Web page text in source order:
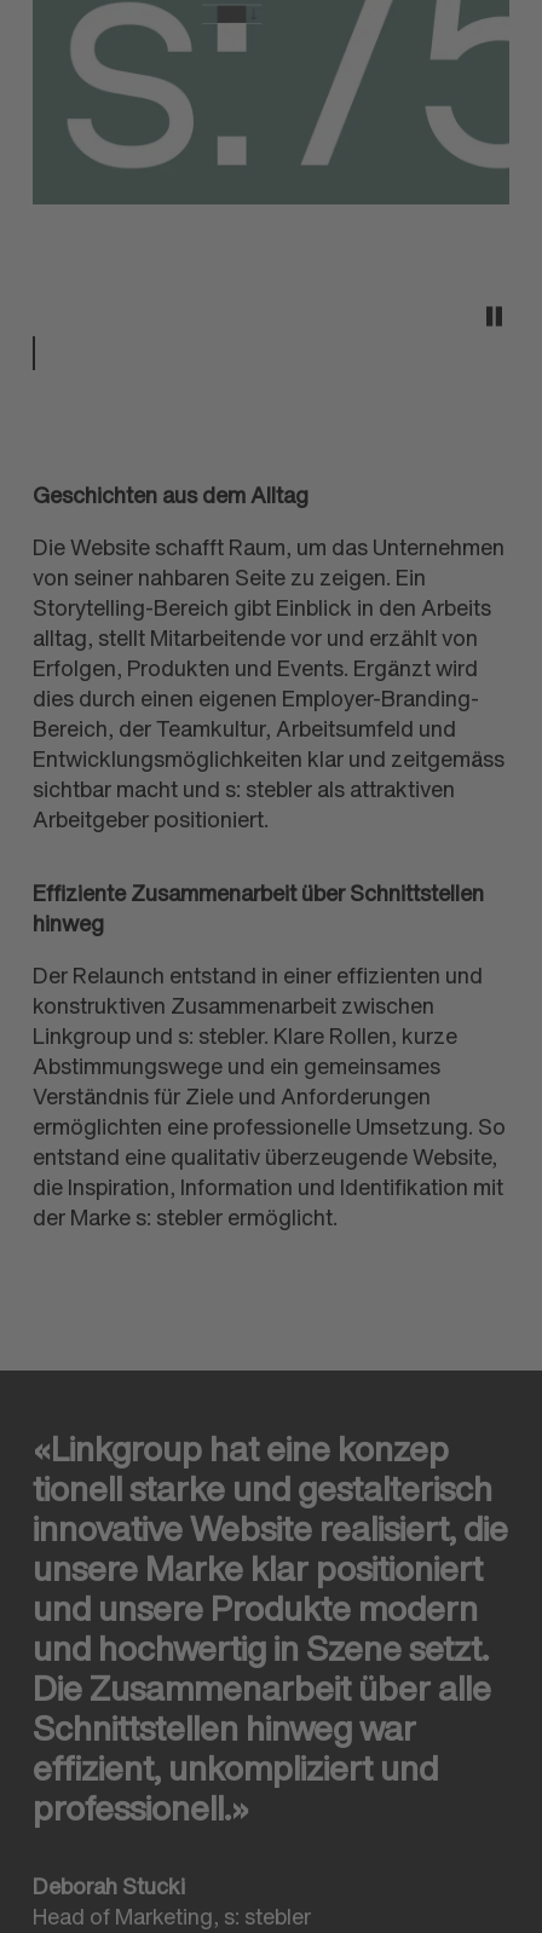
Geschichten aus dem Alltag
Die Website schafft Raum, um das Unternehmen
von seiner nahbaren Seite zu zeigen. Ein
Storytelling-Bereich gibt Einblick in den Arbeits
alltag, stellt Mitarbeitende vor und erzählt von
Erfolgen, Produkten und Events. Ergänzt wird
dies durch einen eigenen Employer-Branding-
Bereich, der Teamkultur, Arbeitsumfeld und
Entwicklungsmöglichkeiten klar und zeitgemäss
sichtbar macht und s: steblerals attraktiven
Arbeitgeber positioniert.
Effiziente Zusammenarbeit über Schnittstellen
hinweg
Der Relaunch entstand in einer effizienten und
konstruktiven Zusammenarbeit zwischen
Linkgroup und s: stebler. Klare Rollen, kurze
Abstimmungswege und ein gemeinsames
Verständnis für Ziele und Anforderungen
ermöglichten eine professionelle Umsetzung. So
entstand eine qualitativ überzeugende Website,
die Inspiration, Information und Identifikation mit
der Markes: steblerermöglicht.
«Linkgroup hat eine konzep
tionell starke und gestalterisch
innovative Website realisiert, die
unsere Marke klar positioniert
und unsere Produkte modern
und hochwertig in Szene setzt.
Die Zusammenarbeit über alle
Schnittstellen hinweg war
effizient, unkompliziert und
professionell.»
Deborah Stucki
Head of Marketing, s: stebler